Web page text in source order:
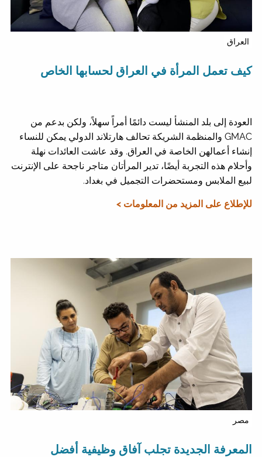
العراق
كيف تعمل المرأة في العراق لحسابها الخاص
العودة إلى بلد المنشأ ليست دائمًا أمراً سهلاً، ولكن بدعم من
GMAC والمنظمة الشريكة تحالف هارتلاند الدولي يمكن للنساء
إنشاء أعمالهن الخاصة في العراق. وقد عاشت العائدات نهلة
وأحلام هذه التجربة أيضًا، تدير المرأتان متاجر ناجحة على الإنترنت
لبيع الملابس ومستحضرات التجميل في بغداد.
للإطلاع على المزيد من المعلومات >
مصر
المعرفة الجديدة تجلب آفاق وظيفية أفضل